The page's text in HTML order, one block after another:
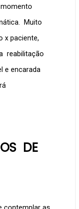
Muito
x paciente,
reabilitação
e encarada
DE